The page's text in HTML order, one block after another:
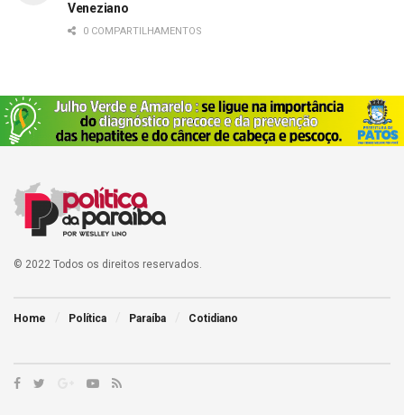
Veneziano
0 COMPARTILHAMENTOS
© 2022 Todos os direitos reservados.
Home Política Paraíba Cotidiano